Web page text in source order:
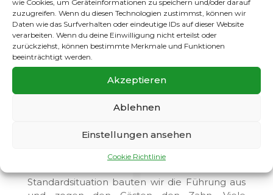
wie Cookies, um Geräteinformationen zu speichern und/oder darauf
zuzugreifen. Wenn du diesen Technologien zustimmst, können wir
Daten wie das Surfverhalten oder eindeutige IDs auf dieser Website
verarbeiten. Wenn du deine Einwilligung nicht erteilst oder
zurückziehst, können bestimmte Merkmale und Funktionen
beeinträchtigt werden.
Akzeptieren
Ablehnen
Einstellungen ansehen
Cookie Richtlinie
Hälfte. Wir ließen den Pinguinen kaum Zeit
den Ball zu kontrollieren und zwangen die
Gäste so zu vielen Abspielfehlern. Nach einer
Standardsituation gingen wir verdientermaßen
in Führung, diese nahmen wir dann auch mit in
Im zweiten Abschnitt machten die Gäste dann
verschoben, doch wir waren stets gefährlich
nach Kontern und besaßen einige gute
Möglichkeiten, die wir aber auch nicht
Standardsituation bauten wir die Führung aus